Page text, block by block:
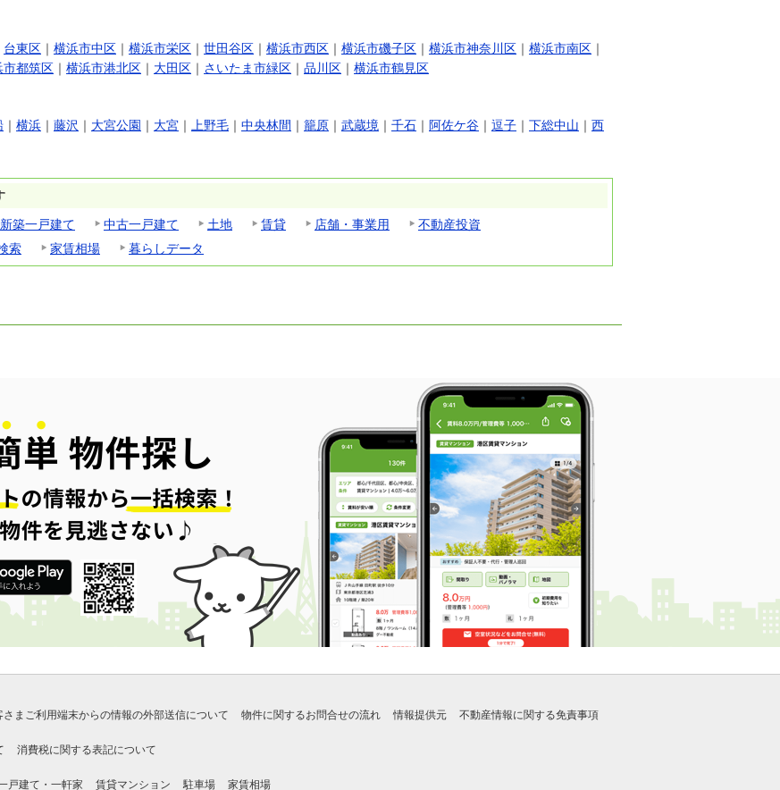
台東区 ｜ 横浜市中区 ｜ 横浜市栄区 ｜ 世田谷区 ｜ 横浜市西区 ｜ 横浜市磯子区 ｜ 横浜市神奈川区 ｜ 横浜市南区 ｜
市都筑区 ｜ 横浜市港北区 ｜ 大田区 ｜ さいたま市緑区 ｜ 品川区 ｜ 横浜市鶴見区
｜ 横浜 ｜ 藤沢 ｜ 大宮公園 ｜ 大宮 ｜ 上野毛 ｜ 中央林間 ｜ 籠原 ｜ 武蔵境 ｜ 千石 ｜ 阿佐ケ谷 ｜ 逗子 ｜ 下総中山 ｜ 西
新築一戸建て 中古一戸建て 土地 賃貸 店舗・事業用
不動産投資
索 家賃相場 暮らしデータ
さまご利用端末からの情報の外部送信について 物件に関するお問合せの流れ 情報提供元 不動産情報に関する免責事項
消費税に関する表記について
戸建て・一軒家 賃貸マンション 駐車場 家賃相場